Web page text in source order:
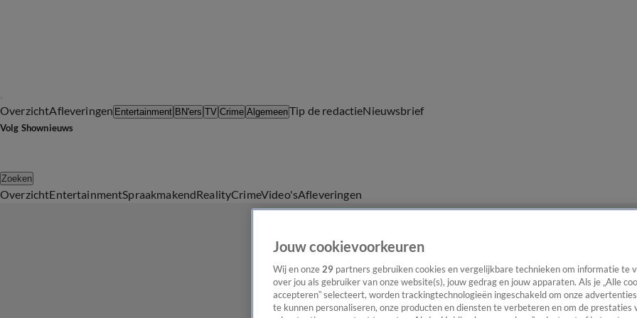
OverzichtAfleveringen Entertainment BN'ers TV Crime AlgemeenTip de redactieNieuwsbrief
Volg Shownieuws
Zoeken
OverzichtEntertainmentSpraakmakendRealityCrimeVideo'sAfleveringen
Jouw cookievoorkeuren
Wij en onze 29 partners gebruiken cookies en vergelijkbare technieken om informatie te
over jou als gebruiker van onze website(s), jouw gedrag en jouw apparaten. Als je „Alle
accepteren” selecteert, worden trackingtechnologieën ingeschakeld om onze
te kunnen personaliseren, onze producten en diensten te verbeteren en om de prestaties